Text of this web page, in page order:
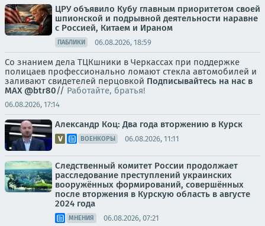
ЦРУ объявило Кубу главным приоритетом своей
шпионской и подрывной деятельности наравне
с Россией, Китаем и Ираном
ПАБЛИКИ 06.08.2026, 18:59
Со знанием дела ТЦКшники в Черкассах при поддержке
полицаев профессионально ломают стекла автомобилей и
заливают свидетелей перцовкой Подписывайтесь на нас в
MAX @btr80// Работайте, братья!
06.08.2026, 17:14
Александр Коц: Два года вторжению в Курск
ВОЕНКОРЫ 06.08.2026, 11:11
Следственный комитет России продолжает
расследование преступлений украинских
вооружённых формирований, совершённых
после вторжения в Курскую область в августе
2024 года
МНЕНИЯ 06.08.2026, 07:21